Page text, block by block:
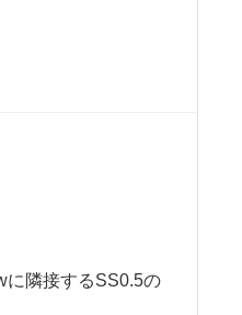
に隣接するSS0.5の